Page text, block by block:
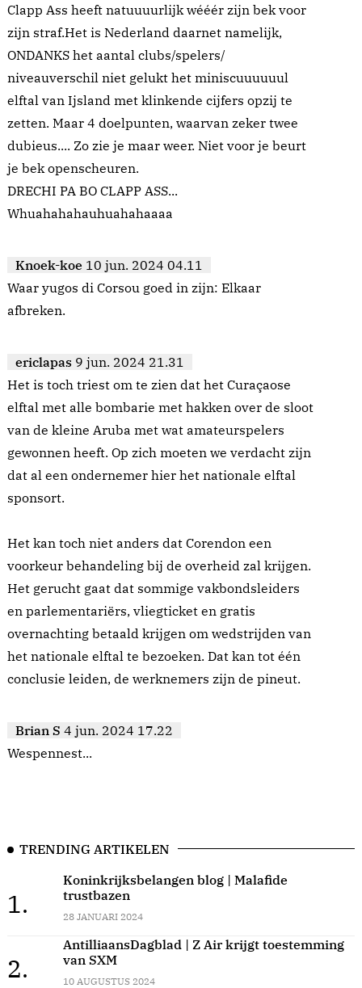
Clapp Ass heeft natuuuurlijk wééér zijn bek voor
zijn straf.Het is Nederland daarnet namelijk,
ONDANKS het aantal clubs/spelers/
niveauverschil niet gelukt het miniscuuuuuul
elftal van Ijsland met klinkende cijfers opzij te
zetten. Maar 4 doelpunten, waarvan zeker twee
dubieus.... Zo zie je maar weer. Niet voor je beurt
je bek openscheuren.
DRECHI PA BO CLAPP ASS...
Whuahahahauhuahahaaaa
Knoek-koe 10 jun. 2024 04.11
Waar yugos di Corsou goed in zijn: Elkaar
afbreken.
ericlapas 9 jun. 2024 21.31
Het is toch triest om te zien dat het Curaçaose
elftal met alle bombarie met hakken over de sloot
van de kleine Aruba met wat amateurspelers
gewonnen heeft. Op zich moeten we verdacht zijn
dat al een ondernemer hier het nationale elftal
sponsort.
Het kan toch niet anders dat Corendon een
voorkeur behandeling bij de overheid zal krijgen.
Het gerucht gaat dat sommige vakbondsleiders
en parlementariërs, vliegticket en gratis
overnachting betaald krijgen om wedstrijden van
het nationale elftal te bezoeken. Dat kan tot één
conclusie leiden, de werknemers zijn de pineut.
Brian S 4 jun. 2024 17.22
Wespennest...
TRENDING ARTIKELEN
1.
Koninkrijksbelangen blog | Malafide
trustbazen
28 JANUARI 2024
2.
AntilliaansDagblad | Z Air krijgt toestemming
van SXM
10 AUGUSTUS 2024